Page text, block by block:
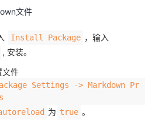
文件
Install Package ，输入
, 安装。
文件
Settings -> Markdown Pr
为 true 。